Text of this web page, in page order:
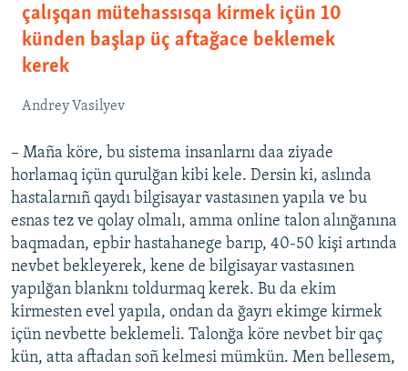
çalışqan mütehassısqa kirmek içün 10
künden başlap üç aftağace beklemek
kerek
Andrey Vasilyev
– Maña köre, bu sistema insanlarnı daa ziyade
horlamaq içün qurulğan kibi kele. Dersin ki, aslında
hastalarnıñ qaydı bilgisayar vastasınen yapıla ve bu
esnas tez ve qolay olmalı, amma online talon alınğanına
baqmadan, epbir hastahanege barıp, 40-50 kişi artında
nevbet bekleyerek, kene de bilgisayar vastasınen
yapılğan blanknı toldurmaq kerek. Bu da ekim
kirmesten evel yapıla, ondan da ğayrı ekimge kirmek
içün nevbette beklemeli. Talonğa köre nevbet bir qaç
kün, atta aftadan soñ kelmesi mümkün. Men bellesem,